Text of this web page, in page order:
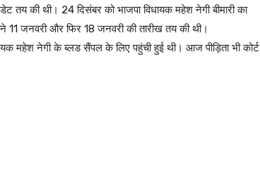
तय की थी। 24 दिसंबर को भाजपा विधायक महेश नेगी बीमारी का
11 जनवरी और फिर 18 जनवरी की तारीख तय की थी।
महेश नेगी के ब्लड सैंपल के लिए पहुंची हुई थी। आज पीड़िता भी कोर्ट